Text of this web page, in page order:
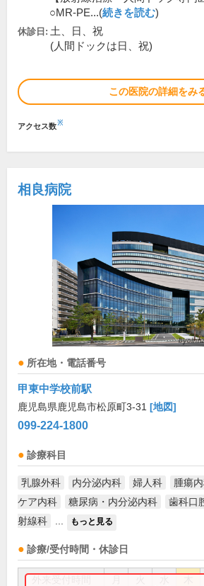
○MR-PE...(続きを読む)
休診日: 土、日、祝
(人間ドックは日、祝)
この医院の詳細をみ
アクセス数※
相良病院
所在地・電話番号
甲東中学校前駅
鹿児島県鹿児島市松原町3-31 [地図]
099-224-1800
診療科目
乳腺外科 内分泌内科 婦人科 腫瘍
ケア内科
糖尿病・内分泌内科 歯科口
射線科
もっと見る
診療/受付時間・休診日